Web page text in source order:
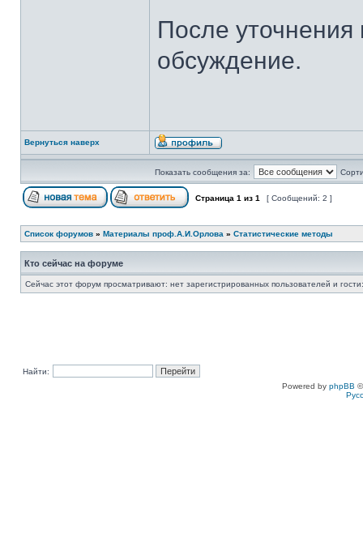
После
обсуждение.
Вернуться наверх
Показать сообщения за:
Страница 1 из 1 [ Сообщений: 2 ]
Список форумов » Материалы проф.А.И.Орлова » Статистические методы
Кто сейчас на форуме
Сейчас этот форум просматривают: нет зарегистрированных пользователей и
Найти:
Powered by phpBB